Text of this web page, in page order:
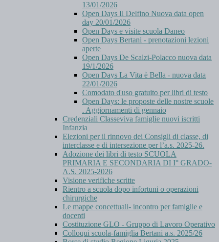
13/01/2026
Open Days Il Delfino Nuova data open
day 20/01/2026
Open Days e visite scuola Daneo
Open Days Bertani - prenotazioni lezioni
aperte
Open Days De Scalzi-Polacco nuova data
19/1/2026
Open Days La Vita è Bella - nuova data
22/01/2026
Comodato d'uso gratuito per libri di testo
Open Days: le proposte delle nostre scuole
. Aggiornamenti di gennaio
Credenziali Classeviva famiglie nuovi iscritti
Infanzia
Elezioni per il rinnovo dei Consigli di classe, di
interclasse e di intersezione per l’a.s. 2025-26.
Adozione dei libri di testo SCUOLA
PRIMARIA E SECONDARIA DI I° GRADO-
A.S. 2025-2026
Visione verifiche scritte
Rientro a scuola dopo infortuni o operazioni
chirurgiche
Le mappe concettuali- incontro per famiglie e
docenti
Costituzione GLO - Gruppo di Lavoro Operativo
Colloqui scuola-famiglia Bertani a.s. 2025/26